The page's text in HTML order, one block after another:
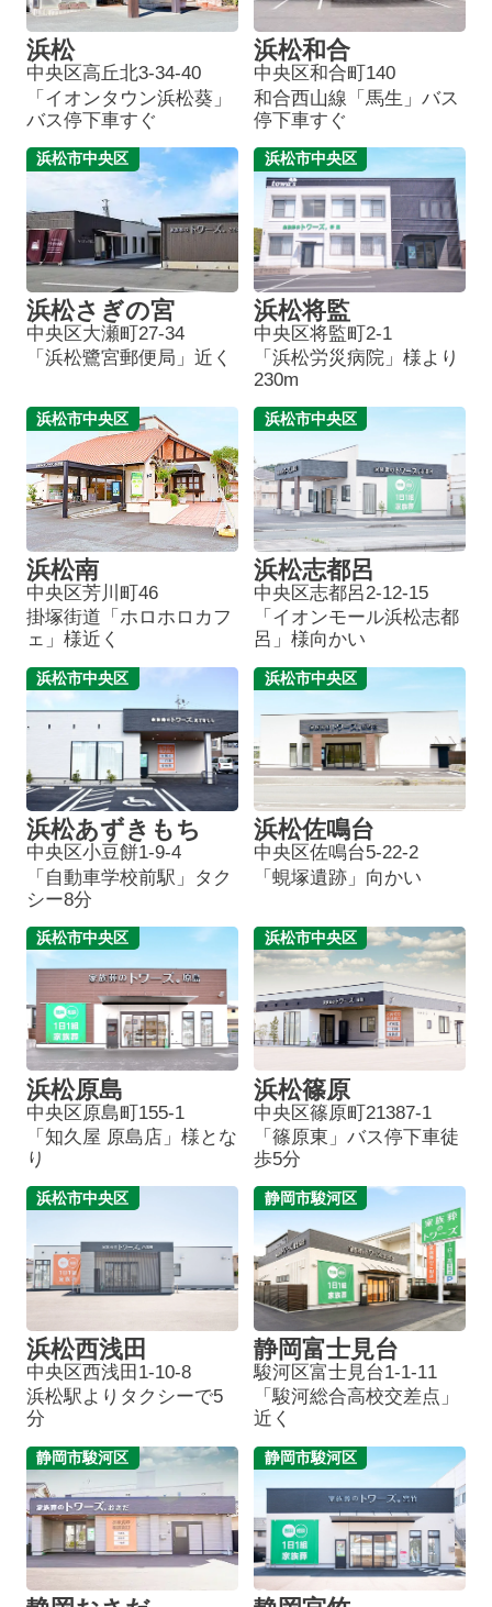
浜松
中央区高丘北3-34-40
「イオンタウン浜松葵」
バス停下車すぐ
浜松和合
中央区和合町140
和合西山線「馬生」バス
停下車すぐ
浜松市中央区
浜松さぎの宮
中央区大瀬町27-34
「浜松鷺宮郵便局」近く
浜松市中央区
浜松将監
中央区将監町2-1
「浜松労災病院」様より
230m
浜松市中央区
浜松南
中央区芳川町46
掛塚街道「ホロホロカフ
ェ」様近く
浜松市中央区
浜松志都呂
中央区志都呂2-12-15
「イオンモール浜松志都
呂」様向かい
浜松市中央区
浜松あずきもち
中央区小豆餅1-9-4
「自動車学校前駅」タク
シー8分
浜松市中央区
浜松佐鳴台
中央区佐鳴台5-22-2
「蜆塚遺跡」向かい
浜松市中央区
浜松原島
中央区原島町155-1
「知久屋 原島店」様とな
り
浜松市中央区
浜松篠原
中央区篠原町21387-1
「篠原東」バス停下車徒
歩5分
浜松市中央区
浜松西浅田
中央区西浅田1-10-8
浜松駅よりタクシーで5
分
静岡市駿河区
静岡富士見台
駿河区富士見台1-1-11
「駿河総合高校交差点」
近く
静岡市駿河区 静岡市駿河区